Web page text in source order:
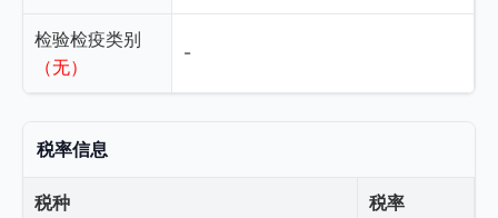
检验检疫类别
（无）
-
税率信息
税种 税率